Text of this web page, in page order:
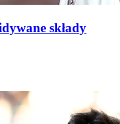
składy